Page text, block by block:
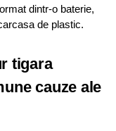
dintr-o baterie,
de plastic.
tigara
cauze ale